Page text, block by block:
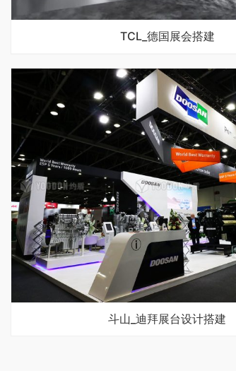
TCL_德国展会搭建
斗山_迪拜展台设计搭建